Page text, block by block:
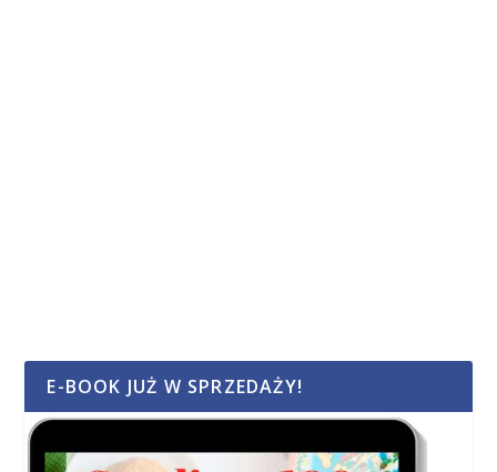
E-BOOK JUŻ W SPRZEDAŻY!